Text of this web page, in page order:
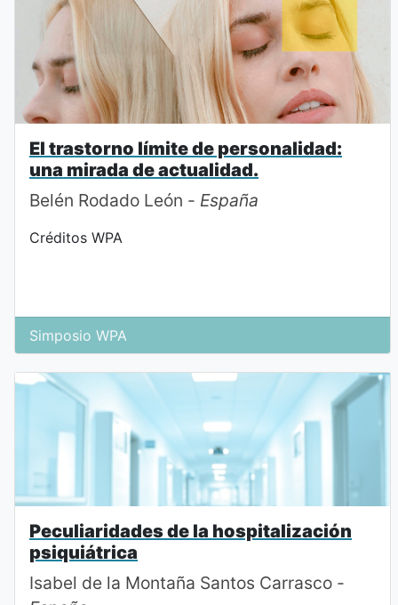
El trastorno límite de personalidad:
una mirada de actualidad.
Belén Rodado León - España
Créditos WPA
Simposio WPA
Peculiaridades de la hospitalización
psiquiátrica
Isabel de la Montaña Santos Carrasco -